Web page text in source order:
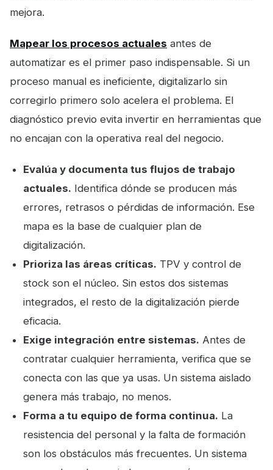
mejora.
Mapear los procesos actuales antes de
automatizar es el primer paso indispensable. Si un
proceso manual es ineficiente, digitalizarlo sin
corregirlo primero solo acelera el problema. El
diagnóstico previo evita invertir en herramientas que
no encajan con la operativa real del negocio.
Evalúa y documenta tus flujos de trabajo
actuales. Identifica dónde se producen más
errores, retrasos o pérdidas de información. Ese
mapa es la base de cualquier plan de
digitalización.
Prioriza las áreas críticas. TPV y control de
stock son el núcleo. Sin estos dos sistemas
integrados, el resto de la digitalización pierde
eficacia.
Exige integración entre sistemas. Antes de
contratar cualquier herramienta, verifica que se
conecta con las que ya usas. Un sistema aislado
genera más trabajo, no menos.
Forma a tu equipo de forma continua. La
resistencia del personal y la falta de formación
son los obstáculos más frecuentes. Un sistema